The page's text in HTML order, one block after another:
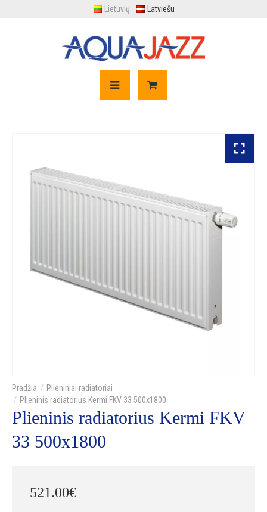
Lietuvių Latviešu
Plieniniai radiatoriai
Plieninis radiatorius Kermi FKV 33 500x1800
Plieninis radiatorius Kermi FKV
33 500x1800
521.00€